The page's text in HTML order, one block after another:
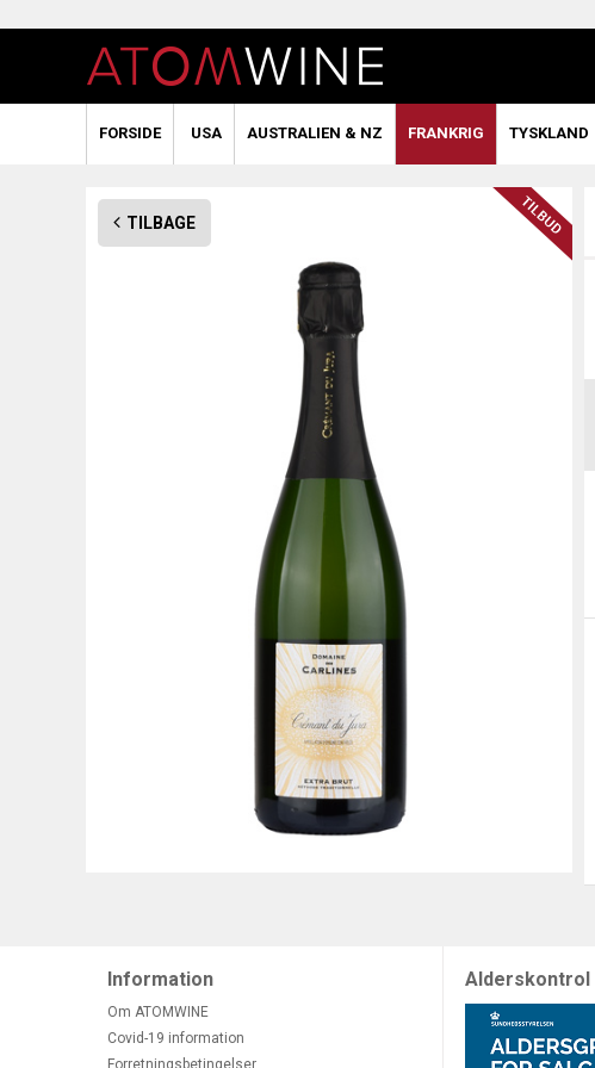
FORSIDE USA AUSTRALIEN & NZ FRANKRIG TYSKLAND
TILBAGE
Information
Om ATOMWINE
Covid-19 information
Forretningsbetingelser
Alderskontrol